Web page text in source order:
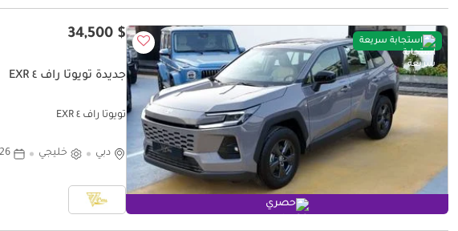
استجابة سريعة
حصري
$ 34,500
جديدة تويوتا راف ٤ EXR
تويوتا راف ٤ EXR
دبي خليجي